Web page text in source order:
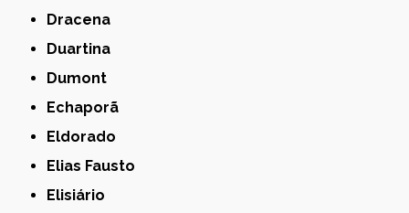
Dracena
Duartina
Dumont
Echaporã
Eldorado
Elias Fausto
Elisiário